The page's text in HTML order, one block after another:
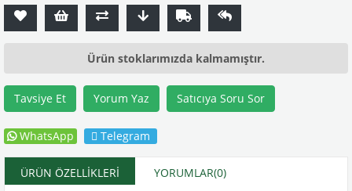
Ürün stoklarımızda kalmamıştır.
Tavsiye Et Yorum Yaz Satıcıya Soru Sor
WhatsApp Telegram
ÜRÜN ÖZELLIKLERI YORUMLAR(0)